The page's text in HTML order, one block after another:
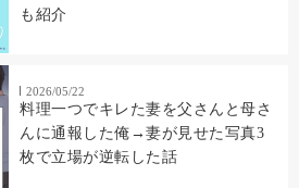
も紹介
2026/05/22
料理一つでキレた妻を父さんと母さ
んに通報した俺→妻が見せた写真3
枚で立場が逆転した話